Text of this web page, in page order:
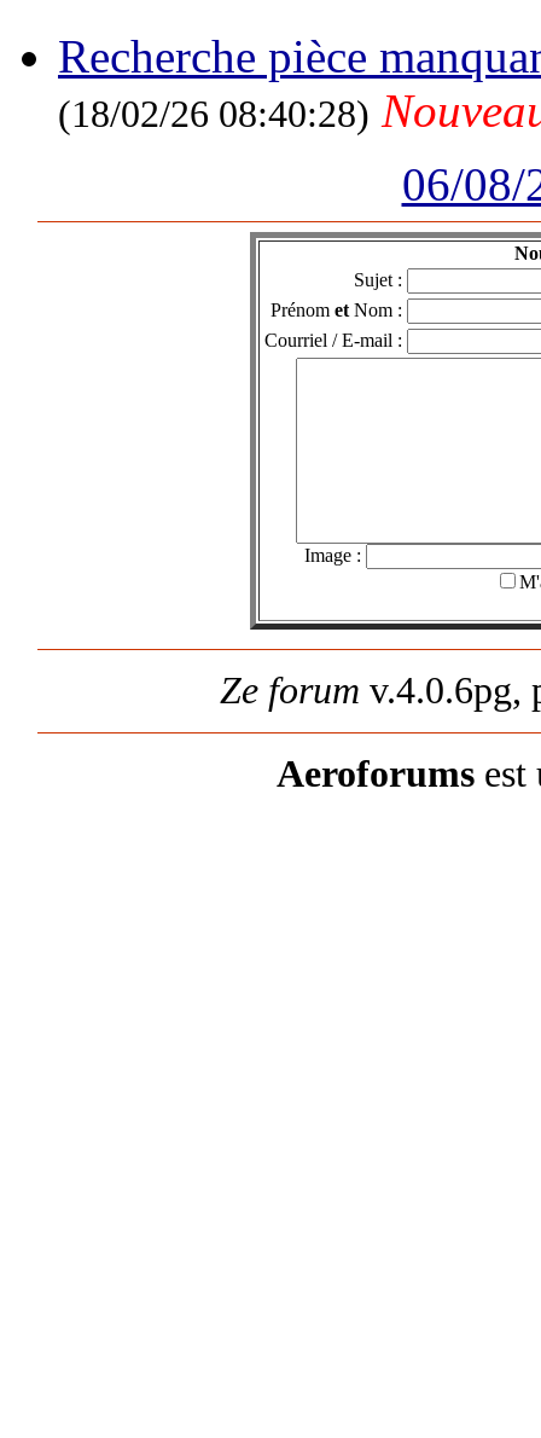
Recherche pièce
(18/02/26 08:40:28)
06/08/
Sujet :
Prénom et Nom :
Courriel / E-mail :
Image :
Ze forum v.4.0.6pg,
Aeroforums est